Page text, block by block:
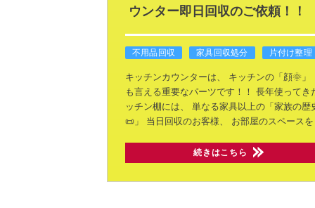
ウンター即日回収のご依頼！！
不用品回収 家具回収処分 片付け整理
キッチンカウンターは、 キッチンの「顔🌞」
も言える重要なパーツです！！ 長年使ってき
ッチン棚には、
単なる家具以上の「家族の歴
📜」
当日回収のお客様、 お部屋のスペースを
続きはこちら